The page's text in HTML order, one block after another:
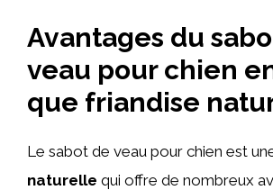
Avantages du
veau pour chien
que friandise
Le sabot de veau pour chien est
naturelle qui offre de nombreux